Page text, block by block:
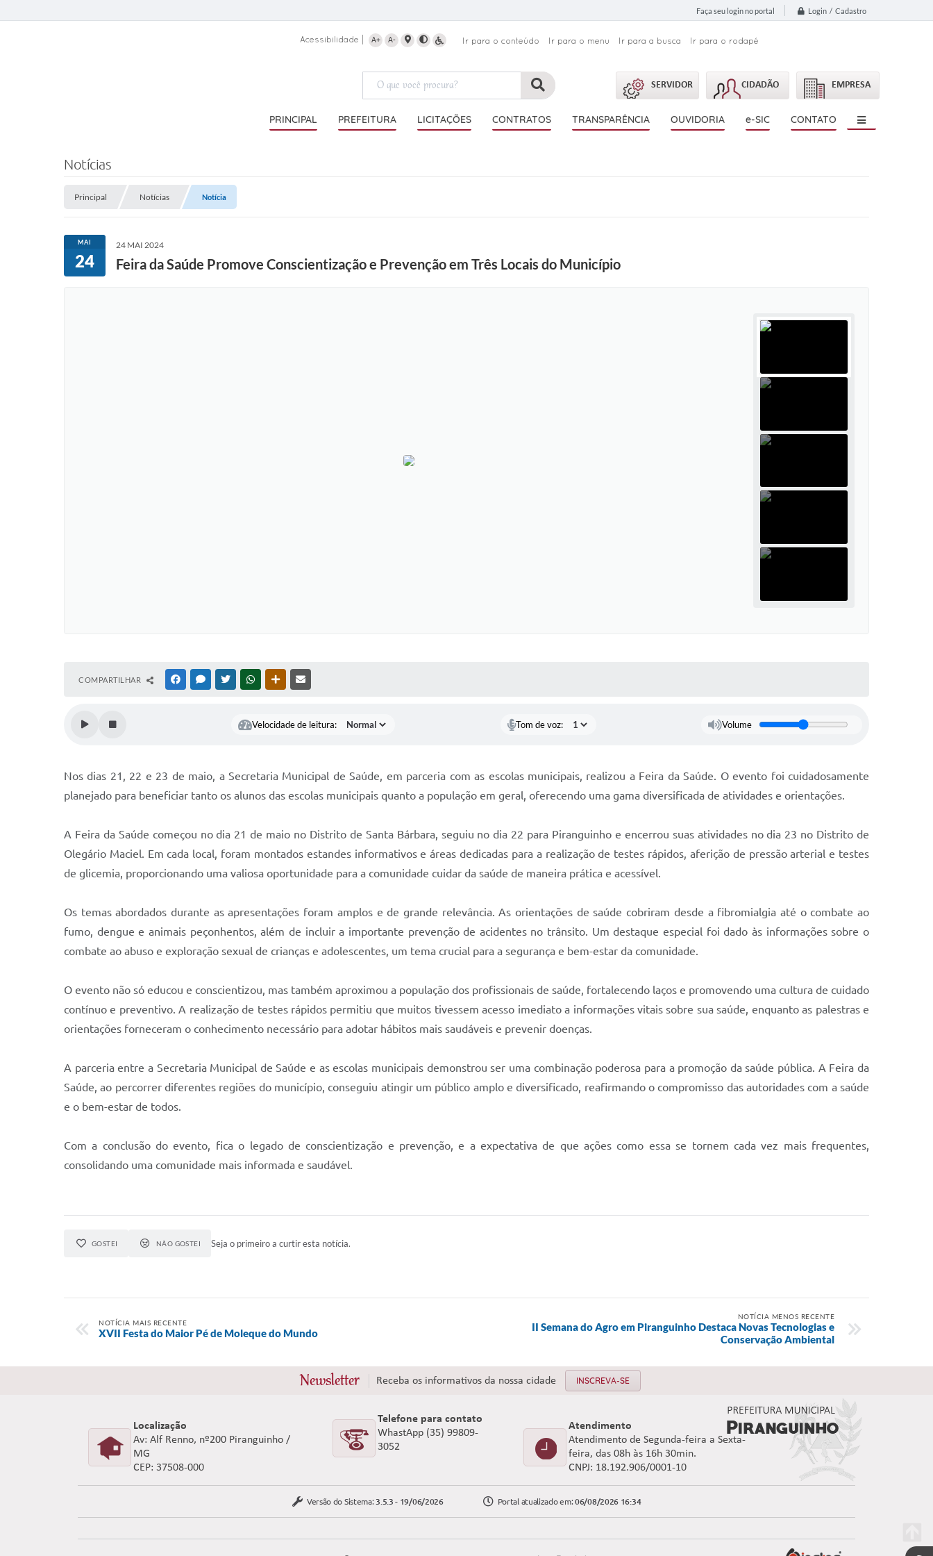
Faça seu login no portal Login / Cadastro
Acessibilidade A+ A- Ir para o conteúdo Ir para o menu Ir para a busca Ir para o rodapé
SERVIDOR CIDADÃO EMPRESA
PRINCIPAL PREFEITURA LICITAÇÕES CONTRATOS TRANSPARÊNCIA OUVIDORIA e-SIC CONTATO
Notícias
Principal Notícias Notícia
MAI
24
24 MAI 2024
Feira da Saúde Promove Conscientização e Prevenção em Três Locais do Município
COMPARTILHAR FACEBOOKMESSENGER
TWITTERWHATSAPPOUTRAS MÍDIAS
Velocidade de leitura: Tom de voz: Volume
Nos dias 21, 22 e 23 de maio, a Secretaria Municipal de Saúde, em parceria com as escolas municipais, realizou a Feira da Saúde. O evento foi cuidadosamente
planejado para beneficiar tanto os alunos das escolas municipais quanto a população em geral, oferecendo uma gama diversificada de atividades e orientações.
A Feira da Saúde começou no dia 21 de maio no Distrito de Santa Bárbara, seguiu no dia 22 para Piranguinho e encerrou suas atividades no dia 23 no Distrito de
Olegário Maciel. Em cada local, foram montados estandes informativos e áreas dedicadas para a realização de testes rápidos, aferição de pressão arterial e testes
de glicemia, proporcionando uma valiosa oportunidade para a comunidade cuidar da saúde de maneira prática e acessível.
Os temas abordados durante as apresentações foram amplos e de grande relevância. As orientações de saúde cobriram desde a fibromialgia até o combate ao
fumo, dengue e animais peçonhentos, além de incluir a importante prevenção de acidentes no trânsito. Um destaque especial foi dado às informações sobre o
combate ao abuso e exploração sexual de crianças e adolescentes, um tema crucial para a segurança e bem-estar da comunidade.
O evento não só educou e conscientizou, mas também aproximou a população dos profissionais de saúde, fortalecendo laços e promovendo uma cultura de cuidado
contínuo e preventivo. A realização de testes rápidos permitiu que muitos tivessem acesso imediato a informações vitais sobre sua saúde, enquanto as palestras e
orientações forneceram o conhecimento necessário para adotar hábitos mais saudáveis e prevenir doenças.
A parceria entre a Secretaria Municipal de Saúde e as escolas municipais demonstrou ser uma combinação poderosa para a promoção da saúde pública. A Feira da
Saúde, ao percorrer diferentes regiões do município, conseguiu atingir um público amplo e diversificado, reafirmando o compromisso das autoridades com a saúde
e o bem-estar de todos.
Com a conclusão do evento, fica o legado de conscientização e prevenção, e a expectativa de que ações como essa se tornem cada vez mais frequentes,
consolidando uma comunidade mais informada e saudável.
GOSTEI NÃO GOSTEI Seja o primeiro a curtir esta notícia.
NOTÍCIA MAIS RECENTE
XVII Festa do Maior Pé de Moleque do Mundo
NOTÍCIA MENOS RECENTE
II Semana do Agro em Piranguinho Destaca Novas Tecnologias e
Conservação Ambiental
Newsletter Receba os informativos da nossa cidade INSCREVA-SE
Localização
Av: Alf Renno, nº200 Piranguinho /
MG
CEP: 37508-000
Telefone para contato
WhastApp (35) 99809-
3052
Atendimento
Atendimento de Segunda-feira a Sexta-
feira, das 08h às 16h 30min.
CNPJ: 18.192.906/0001-10
Versão do Sistema: 3.5.3 - 19/06/2026 Portal atualizado em:06/08/2026 16:34